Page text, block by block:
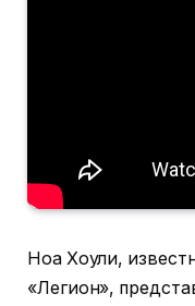
Ноа Хоули,
«Легион»,